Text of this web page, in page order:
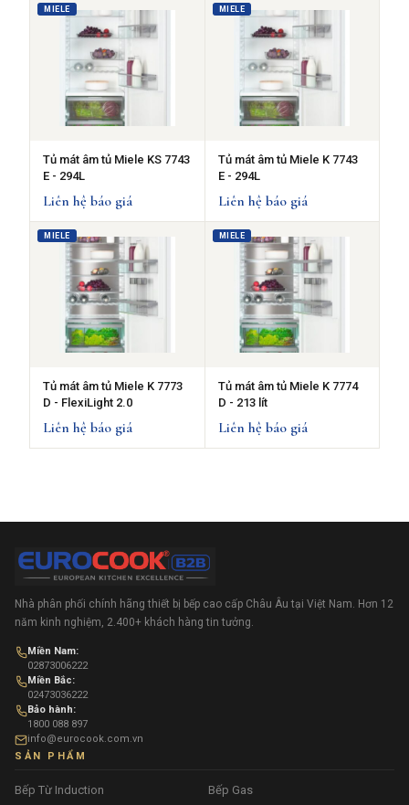
MIELE
Tủ mát âm tủ Miele KS 7743
E - 294L
Liên hệ báo giá
MIELE
Tủ mát âm tủ Miele K 7743
E - 294L
Liên hệ báo giá
MIELE
Tủ mát âm tủ Miele K 7773
D - FlexiLight 2.0
Liên hệ báo giá
MIELE
Tủ mát âm tủ Miele K 7774
D - 213 lít
Liên hệ báo giá
Nhà phân phối chính hãng thiết bị bếp cao cấp Châu Âu tại Việt Nam. Hơn 12
năm kinh nghiệm, 2.400+ khách hàng tin tưởng.
Miền Nam:
02873006222
Miền Bắc:
02473036222
Bảo hành:
1800 088 897
info@eurocook.com.vn
SẢN PHẨM
Bếp Từ Induction
Bếp Gas